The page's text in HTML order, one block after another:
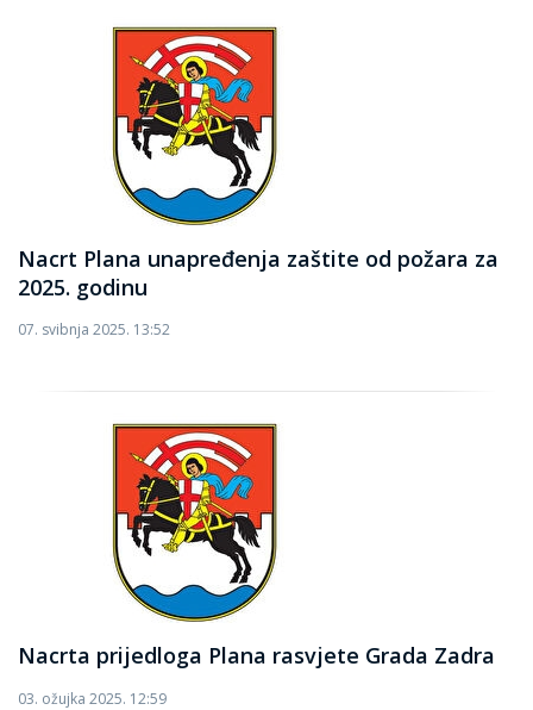
Nacrt Plana unapređenja zaštite od požara za
2025. godinu
07. svibnja 2025. 13:52
Nacrta prijedloga Plana rasvjete Grada Zadra
03. ožujka 2025. 12:59